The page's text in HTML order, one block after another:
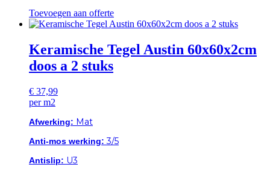
Toevoegen aan offerte
Keramische Tegel Austin 60x60x2cm
doos a 2 stuks
€ 37,99
per m2
Afwerking: Mat
Anti-mos werking: 3/5
Antislip: U3